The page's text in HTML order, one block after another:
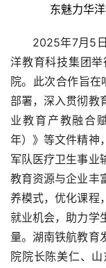
2025年7月5
洋教育科技集团
院。此次合作旨在
部署，深入贯彻教
业教育产教融合
年）》等文件精神
军队医疗卫生事业
教育资源与企业丰
养模式，优化课程
就业机会，助力学
量。湖南铁航教育
院院长陈美仁、